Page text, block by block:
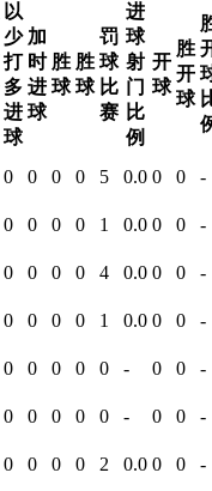
以
少
打
多
进
球
加
时
进
球
胜
球
胜
球
罚
球
比
赛
进
球
射
门
比
例
开
球
胜
开
球
0 0 0 0 5 0.0 0 0 -
0 0 0 0 1 0.0 0 0 -
0 0 0 0 4 0.0 0 0 -
0 0 0 0 1 0.0 0 0 -
0 0 0 0 0 - 0 0 -
0 0 0 0 0 - 0 0 -
0 0 0 0 2 0.0 0 0 -